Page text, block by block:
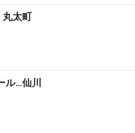
丸太町
ル…仙川